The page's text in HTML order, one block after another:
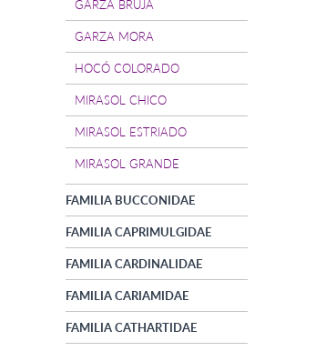
GARZA BRUJA
GARZA MORA
HOCÓ COLORADO
MIRASOL CHICO
MIRASOL ESTRIADO
MIRASOL GRANDE
FAMILIA BUCCONIDAE
FAMILIA CAPRIMULGIDAE
FAMILIA CARDINALIDAE
FAMILIA CARIAMIDAE
FAMILIA CATHARTIDAE